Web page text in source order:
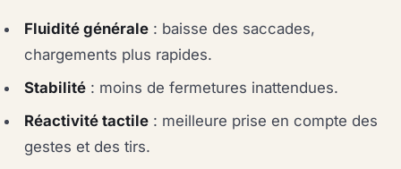
Fluidité générale : baisse des saccades,
chargements plus rapides.
Stabilité : moins de fermetures inattendues.
Réactivité tactile : meilleure prise en compte des
gestes et des tirs.